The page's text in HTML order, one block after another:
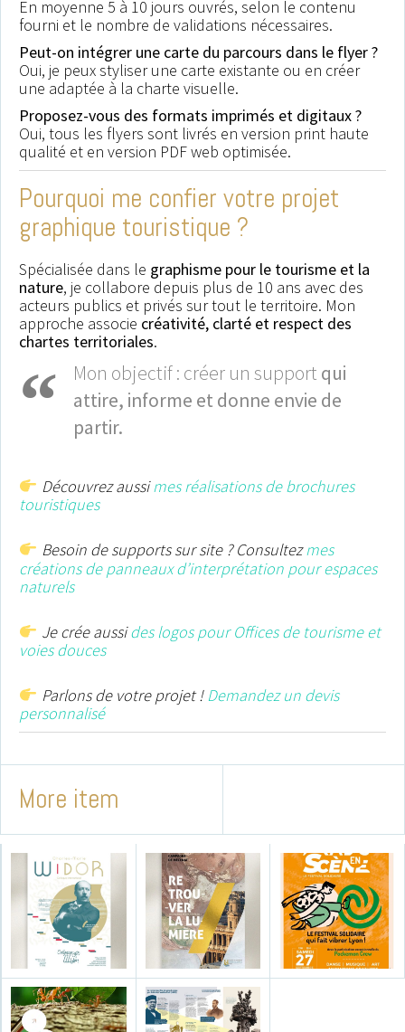
En moyenne 5 à 10 jours ouvrés, selon le contenu
fourni et le nombre de validations nécessaires.
Peut-on intégrer une carte du parcours dans le flyer ?
Oui, je peux styliser une carte existante ou en créer
une adaptée à la charte visuelle.
Proposez-vous des formats imprimés et digitaux ?
Oui, tous les flyers sont livrés en version print haute
qualité et en version PDF web optimisée.
Pourquoi me confier votre projet
graphique touristique ?
Spécialisée dans le graphisme pour le tourisme et la
nature, je collabore depuis plus de 10 ans avec des
acteurs publics et privés sur tout le territoire. Mon
approche associe créativité, clarté et respect des
chartes territoriales.
Mon objectif : créer un support qui
attire, informe et donne envie de
partir.
Découvrez aussimes réalisations de brochures
touristiques
Besoin de supports sur site ? Consultezmes
créations de panneaux d’interprétation pour espaces
naturels
Je crée aussides logos pour Offices de tourisme et
voies douces
Parlons de votre projet !Demandez un devis
personnalisé
More item